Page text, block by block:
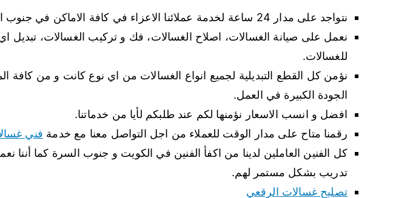
نتواجد على مدار 24 ساعة لخدمة عملائنا الاعزاء في كافة الاماكن في جنوب السرة.
نعمل على صيانة الغسالات، اصلاح الغسالات، فك و تركيب الغسالات، تبديل
للغسالات.
نؤمن كل القطع التبديلية لجميع انواع الغسالات من اي نوع كانت و من كافة
الجودة الكبيرة في العمل.
افضل و انسب الاسعار نؤمنها لكم عند طلبكم لأيا من خدماتنا.
رقمنا متاح على مدار الوقت للعملاء من اجل التواصل معنا مع خدمة فني
كل الفنين العاملين لدينا من اكفأ الفنين في الكويت و جنوب السرة كما أننا
تدريب بشكل مستمر لهم.
تصليح غسالات الرقعي